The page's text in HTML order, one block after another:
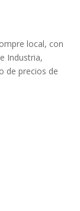
local, con
Industria,
de precios de